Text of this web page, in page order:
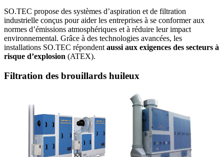
SO.TEC propose des systèmes d’aspiration et de filtration
industrielle conçus pour aider les entreprises à se conformer aux
normes d’émissions atmosphériques et à réduire leur impact
environnemental. Grâce à des technologies avancées, les
installations SO.TEC répondentaussi aux exigences des secteurs à
risque d’explosion (ATEX).
Filtration des brouillards huileux